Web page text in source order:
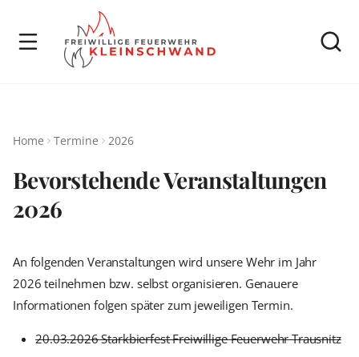
Home Termine 2026
Bevorstehende Veranstaltungen
2026
An folgenden Veranstaltungen wird unsere Wehr im Jahr
2026 teilnehmen bzw. selbst organisieren. Genauere
Informationen folgen später zum jeweiligen Termin.
20.03.2026 Starkbierfest Freiwillige Feuerwehr Trausnitz